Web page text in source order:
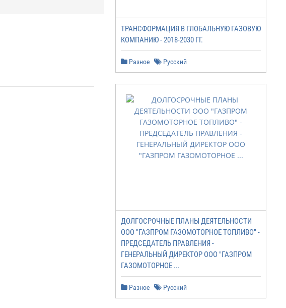
ТРАНСФОРМАЦИЯ В ГЛОБАЛЬНУЮ ГАЗОВУЮ
КОМПАНИЮ - 2018-2030 ГГ.
Разное Русский
ДОЛГОСРОЧНЫЕ ПЛАНЫ ДЕЯТЕЛЬНОСТИ
ООО "ГАЗПРОМ ГАЗОМОТОРНОЕ ТОПЛИВО" -
ПРЕДСЕДАТЕЛЬ ПРАВЛЕНИЯ -
ГЕНЕРАЛЬНЫЙ ДИРЕКТОР ООО "ГАЗПРОМ
ГАЗОМОТОРНОЕ ...
Разное Русский